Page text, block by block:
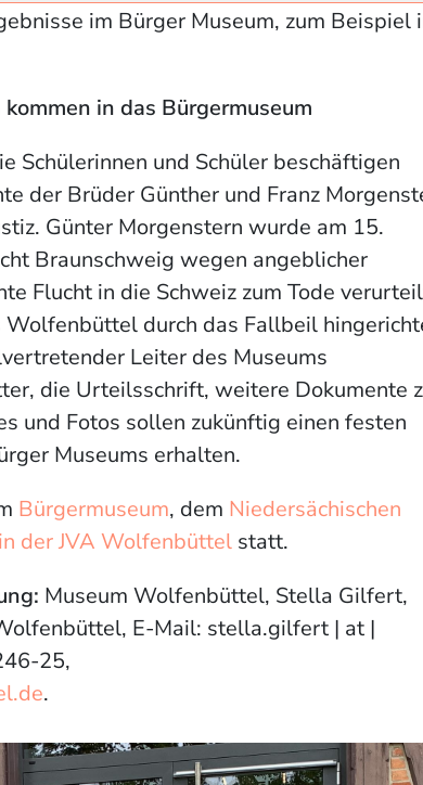
im Bürger Museum, zum Beispiel
in das Bürgermuseum
Schülerinnen und Schüler beschäftigen
der Brüder Günther und Franz
Günter Morgenstern wurde am 15.
Braunschweig wegen angeblicher
Flucht in die Schweiz zum Tode
durch das Fallbeil
Leiter des Museums
die Urteilsschrift, weitere Dokumente
und Fotos sollen zukünftig einen festen
Museums erhalten.
Bürgermuseum, dem Niedersächischen
der JVA Wolfenbüttel statt.
Museum Wolfenbüttel, Stella Gilfert,
E-Mail: stella.gilfert | at |
25,
.